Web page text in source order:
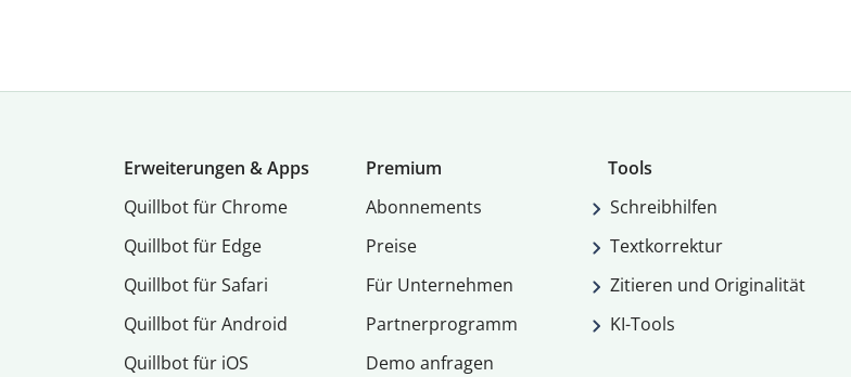
Erweiterungen & Apps
Quillbot für Chrome
Quillbot für Edge
Quillbot für Safari
Quillbot für Android
Quillbot für iOS
Premium
Abon­ne­ments
Preise
Für Unternehmen
Partnerprogramm
Demo anfragen
Tools
Schreibhilfen
Textkorrektur
Zitieren und Originalität
KI-Tools